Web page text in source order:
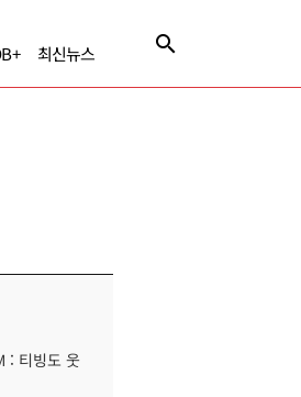
최신뉴스
: 티빙도 웃